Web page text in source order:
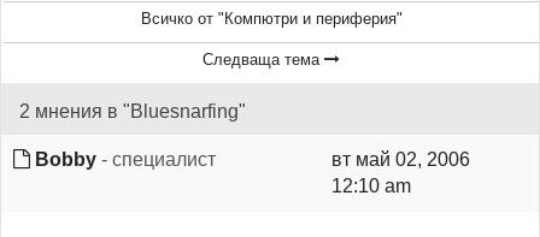
Всичко от "Компютри и периферия"
Следваща тема
2 мнения в "Bluesnarfing"
Bobby - специалист
вт май 02, 2006
12:10 am